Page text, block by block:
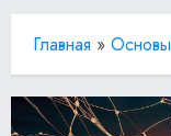
Главная » Основы